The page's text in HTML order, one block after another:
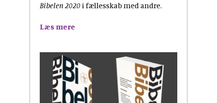
Bibelen 2020i fællesskab med andre.
Læs mere